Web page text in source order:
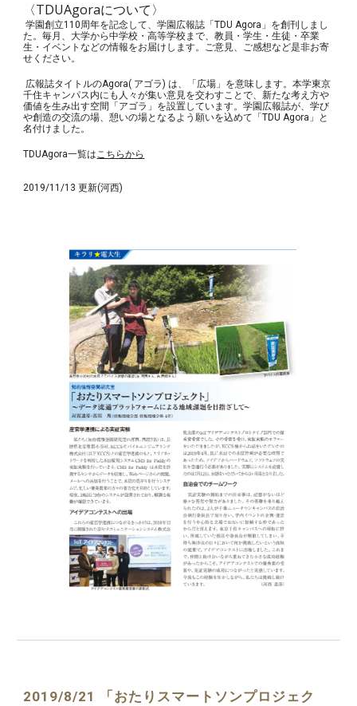
〈TDUAgoraについて〉
学園創立110周年を記念して、学園広報誌「TDU Agora」を創刊しまし
た。毎月、大学から中学校・高等学校まで、教員・学生・生徒・卒業
生・イベントなどの情報をお届けします。ご意見、ご感想など是非お寄
せください。
広報誌タイトルのAgora( アゴラ) は、「広場」を意味します。本学東京
千住キャンパス内にも人々が集い意見を交わすことで、新たな考え方や
価値を生み出す空間「アゴラ」を設置しています。学園広報誌が、学び
や創造の交流の場、憩いの場となるよう願いを込めて「TDU Agora」と
名付けました。
TDUAgora一覧はこちらから
2019/11/13 更新(河西)
2019/8/21 「おたりスマートソンプロジェク